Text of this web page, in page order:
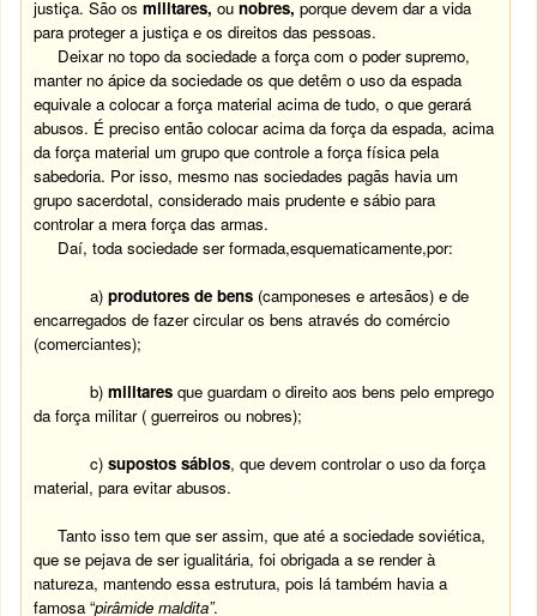
justiça. São osmilitares, ounobres, porque devem dar a vida
para proteger a justiça e os direitos das pessoas.
Deixar no topo da sociedade a força com o poder supremo,
manter no ápice da sociedade os que detêm o uso da espada
equivale a colocar a força material acima de tudo, o que gerará
abusos. É preciso então colocar acima da força da espada, acima
da força material um grupo que controle a força física pela
sabedoria. Por isso, mesmo nas sociedades pagãs havia um
grupo sacerdotal, considerado mais prudente e sábio para
controlar a mera força das armas.
Daí, toda sociedade ser formada,esquematicamente,por:
a)produtores de bens (camponeses e artesãos) e de
encarregados de fazer circular os bens através do comércio
(comerciantes);
b)militares que guardam o direito aos bens pelo emprego
da força militar ( guerreiros ou nobres);
c)supostos sábios, que devem controlar o uso da força
material, para evitar abusos.
Tanto isso tem que ser assim, que até a sociedade soviética,
que se pejava de ser igualitária, foi obrigada a se render à
natureza, mantendo essa estrutura, pois lá também havia a
famosa “pirâmide maldita”.